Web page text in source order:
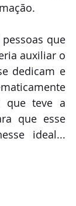
que
auxiliar o
dedicam e
que teve a
que esse
ideal...